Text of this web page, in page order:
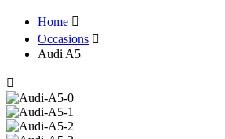
Home
Occasions
Audi A5